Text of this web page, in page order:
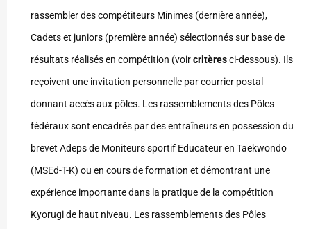
rassembler des compétiteurs Minimes (dernière année),
Cadets et juniors (première année) sélectionnés sur base de
résultats réalisés en compétition (voircritèresci-dessous). Ils
reçoivent une invitation personnelle par courrier postal
donnant accès aux pôles. Les rassemblements des Pôles
fédéraux sont encadrés par des entraîneurs en possession du
brevet Adeps de Moniteurs sportif Educateur en Taekwondo
(MSEd-T-K) ou en cours de formation et démontrant une
expérience importante dans la pratique de la compétition
Kyorugi de haut niveau. Les rassemblements des Pôles